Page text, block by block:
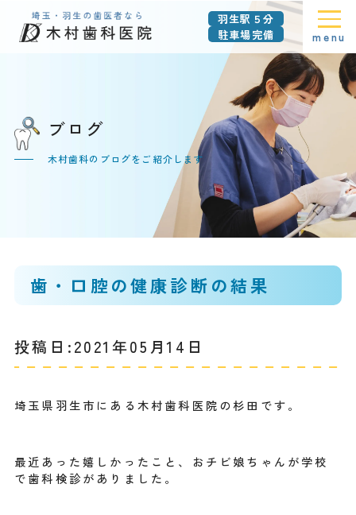
羽生駅５分
駐車場完備
menu
ブログ
木村歯科のブログをご紹介します
歯・口腔の健康診断の結果
投稿日:2021年05月14日
埼玉県羽生市にある木村歯科医院の杉田です。
最近あった嬉しかったこと、おチビ娘ちゃんが学校
で歯科検診がありました。